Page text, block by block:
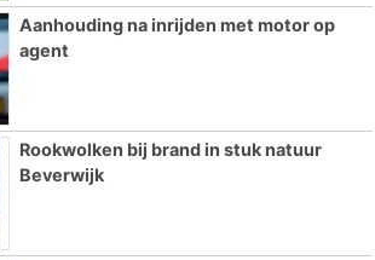
Aanhouding na inrijden met motor op
agent
Rookwolken bij brand in stuk natuur
Beverwijk